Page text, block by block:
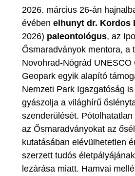
2026. március 26-án
évében elhunyt dr. Kordos
2026) paleontológus, az
Ősmaradványok mentora, a
Novohrad-Nógrád UNESCO
Geopark egyik alapító
Nemzeti Park Igazgatóság
gyászolja a világhírű
szenderülését.
az Ősmaradványokat az
kutatásában elévülhetetlen
szerzett tudós
lezárása miatt. Hamvai